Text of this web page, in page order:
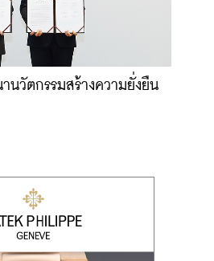
วัตกรรมสร้างความยั่งยืน